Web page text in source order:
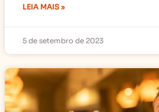
LEIA MAIS »
5 de setembro de 2023